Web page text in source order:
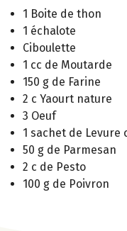
1 Boite de thon
1 échalote
Ciboulette
1 cc de Moutarde
150 g de Farine
2 c Yaourt nature
3 Oeuf
1 sachet de Levure
50 g de Parmesan
2 c de Pesto
100 g de Poivron